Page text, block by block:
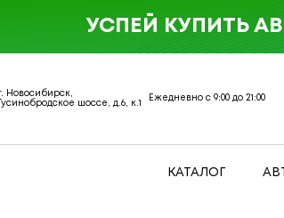
г. Новосибирск,
Гусинобродское шоссе, д.6, к.1
Ежедневно с 9:00 до 21:00
КАТАЛОГ
УСПЕЙ КУПИТЬ